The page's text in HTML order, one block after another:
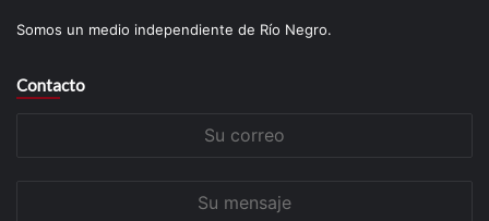
Somos un medio independiente de Río Negro.
Contacto